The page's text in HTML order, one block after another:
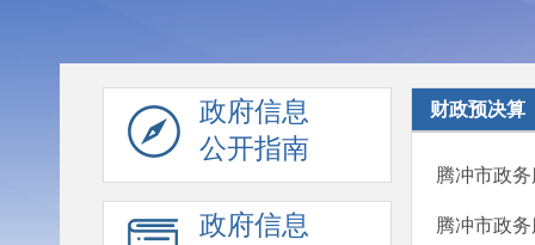
政府信息
公开指南
政府信息
财政预决算
腾冲市政
腾冲市政